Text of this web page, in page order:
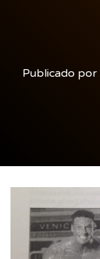
Publicado por